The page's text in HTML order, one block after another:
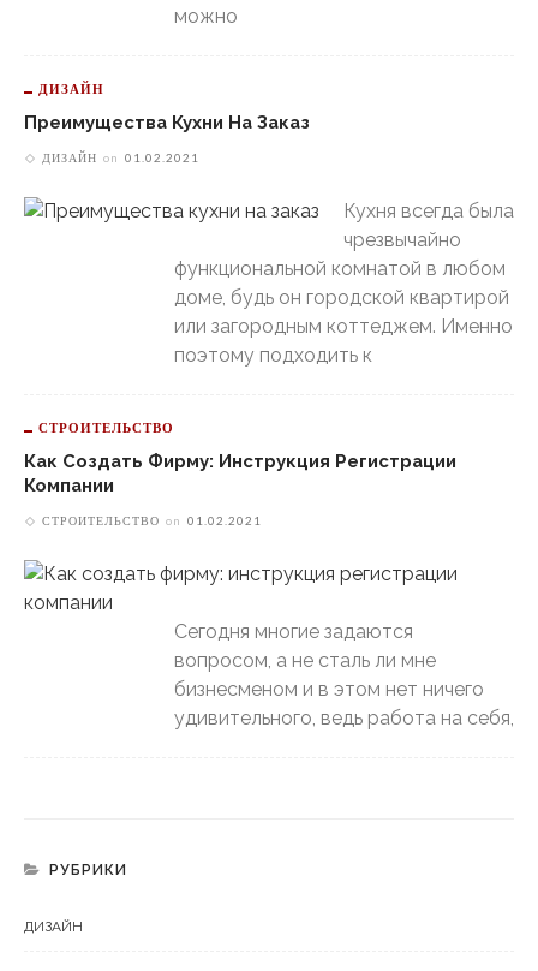
можно
ДИЗАЙН
Преимущества Кухни На Заказ
ДИЗАЙН on 01.02.2021
Кухня всегда была
чрезвычайно
функциональной комнатой в любом
доме, будь он городской квартирой
или загородным коттеджем. Именно
поэтому подходить к
СТРОИТЕЛЬСТВО
Как Создать Фирму: Инструкция Регистрации
Компании
СТРОИТЕЛЬСТВО on 01.02.2021
Сегодня многие задаются
вопросом, а не сталь ли мне
бизнесменом и в этом нет ничего
удивительного, ведь работа на себя,
РУБРИКИ
ДИЗАЙН